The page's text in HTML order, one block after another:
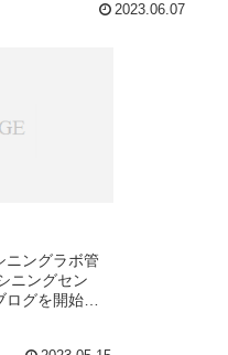
きたいと思います。2023.06.07
ニングラボ管
ニングセン
グを開始し